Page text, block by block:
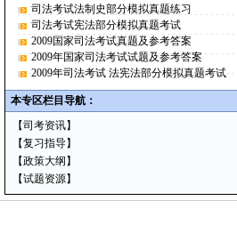
司法考试法制史部分模拟真题练习
司法考试宪法部分模拟真题考试
2009国家司法考试真题及参考答案
2009年国家司法考试试题及参考答案
2009年司法考试 法宪法部分模拟真题考试
本专区栏目导航：
【司考资讯】
【复习指导】
【政策大纲 】
【试题资源】